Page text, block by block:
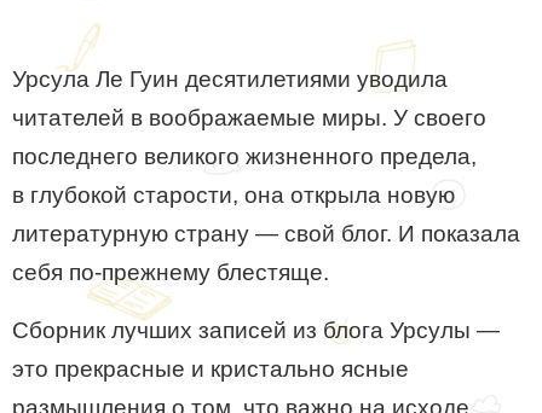
Урсула Ле Гуин десятилетиями уводила
читателей в воображаемые миры. У своего
последнего великого жизненного предела,
в глубокой старости, она открыла новую
литературную страну — свой блог. И показала
себя по-прежнему блестяще.
Сборник лучших записей из блога Урсулы —
это прекрасные и кристально ясные